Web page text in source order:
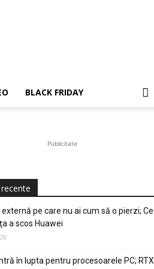
BLACK FRIDAY
Publicitate
externă pe care nu ai cum să o pierzi; Ce
a scos Huawei
în lupta pentru procesoarele PC; RTX